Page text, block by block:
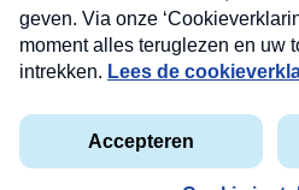
Privacyverklaring
Kwetsbaarheid melden
Copyright © 2026 MAX Vandaag -
Neem hier een gratis
nieuwsbrief. Elke vrijdag- en